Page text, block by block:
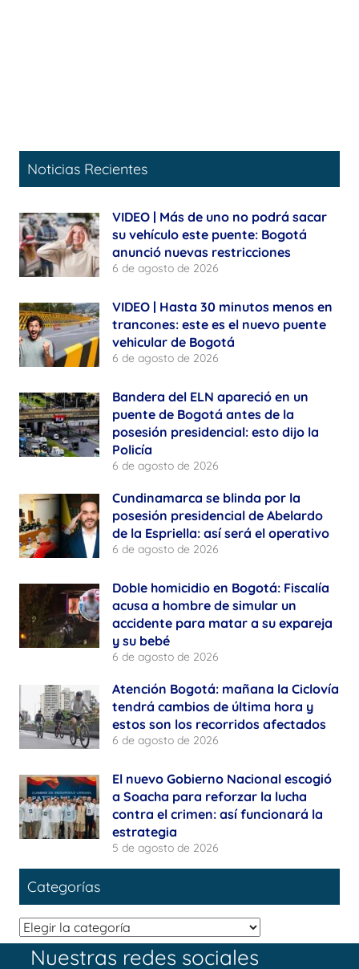
Noticias Recientes
VIDEO | Más de uno no podrá sacar
su vehículo este puente: Bogotá
anunció nuevas restricciones
6 de agosto de 2026
VIDEO | Hasta 30 minutos menos en
trancones: este es el nuevo puente
vehicular de Bogotá
6 de agosto de 2026
Bandera del ELN apareció en un
puente de Bogotá antes de la
posesión presidencial: esto dijo la
Policía
6 de agosto de 2026
Cundinamarca se blinda por la
posesión presidencial de Abelardo
de la Espriella: así será el operativo
6 de agosto de 2026
Doble homicidio en Bogotá: Fiscalía
acusa a hombre de simular un
accidente para matar a su expareja
y su bebé
6 de agosto de 2026
Atención Bogotá: mañana la Ciclovía
tendrá cambios de última hora y
estos son los recorridos afectados
6 de agosto de 2026
El nuevo Gobierno Nacional escogió
a Soacha para reforzar la lucha
contra el crimen: así funcionará la
estrategia
5 de agosto de 2026
Categorías
Categorías
Nuestras redes sociales